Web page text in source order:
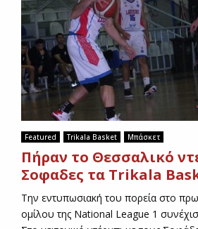
Featured Trikala Basket Μπάσκετ
Πήραν το Θεσσαλικό
Σοφαδες τα Trikala
Την εντυπωσιακή του πορεία στο
ομίλου της National League 1